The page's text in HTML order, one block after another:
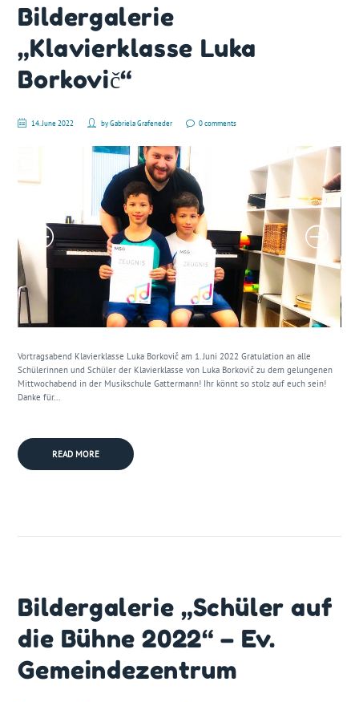
Bildergalerie
„Klavierklasse Luka
Borkovič“
14. June 2022 byGabriela Grafeneder 0 comments
Vortragsabend Klavierklasse Luka Borkovič am 1. Juni 2022 Gratulation an alle
Schülerinnen und Schüler der Klavierklasse von Luka Borkovič zu dem gelungenen
Mittwochabend in der Musikschule Gattermann! Ihr könnt so stolz auf euch sein!
Danke für...
READ MORE
Bildergalerie „Schüler auf
die Bühne 2022“ – Ev.
Gemeindezentrum